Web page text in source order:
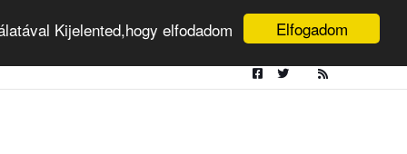
Elfogadom
Kijelented,hogy elfodadom